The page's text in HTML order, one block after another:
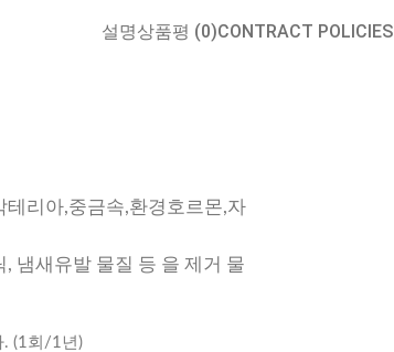
설명상품평 (0)CONTRACT POLICIES
리아,중금속,환경호르몬,자
냄새유발 물질 등 을 제거 물
. (1회/1년)